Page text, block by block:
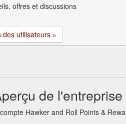
offres et discussions
des utilisateurs »
de l'entreprise
Hawker and Roll Points &